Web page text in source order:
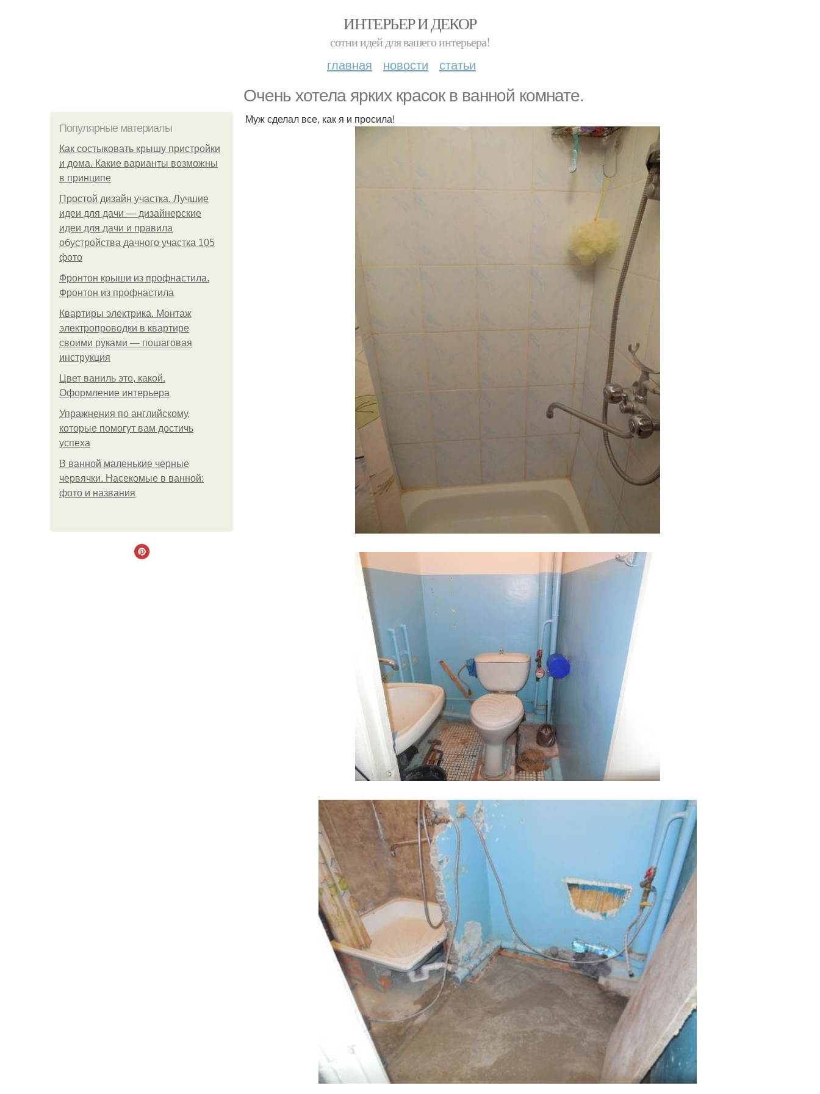
ИНТЕРЬЕР И ДЕКОР
сотни идей для вашего интерьера!
главная новости статьи
Очень хотела ярких красок в ванной комнате.
Популярные материалы
Как состыковать крышу пристройки
и дома. Какие варианты возможны
в принципе
Простой дизайн участка. Лучшие
идеи для дачи — дизайнерские
идеи для дачи и правила
обустройства дачного участка 105
фото
Фронтон крыши из профнастила.
Фронтон из профнастила
Квартиры электрика. Монтаж
электропроводки в квартире
своими руками — пошаговая
инструкция
Цвет ваниль это, какой.
Оформление интерьера
Упражнения по английскому,
которые помогут вам достичь
успеха
В ванной маленькие черные
червячки. Насекомые в ванной:
фото и названия
Муж сделал все, как я и просила!